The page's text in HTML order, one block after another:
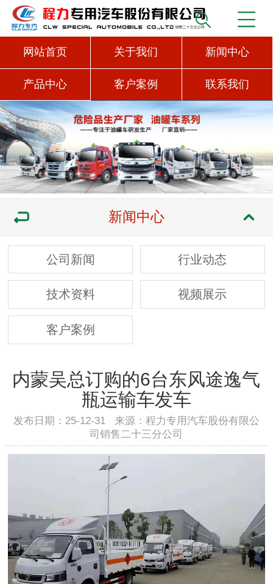
网站首页 关于我们 新闻中心
产品中心 客户案例 联系我们
新闻中心
公司新闻 行业动态
技术资料 视频展示
客户案例
内蒙吴总订购的6台东风途逸气
瓶运输车发车
发布日期：25-12-31 来源：程力专用汽车股份有限公
司销售二十三分公司